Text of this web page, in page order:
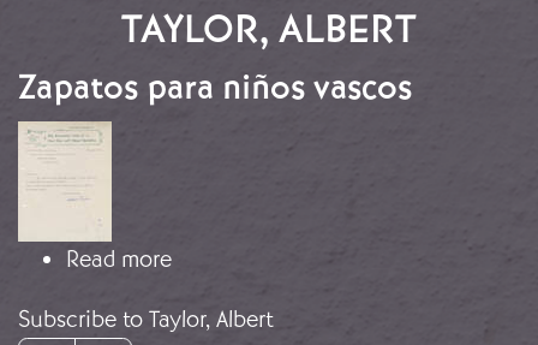
TAYLOR, ALBERT
Zapatos para niños vascos
Image
Read moreabout Zapatos para niños vascos
Subscribe to Taylor, Albert